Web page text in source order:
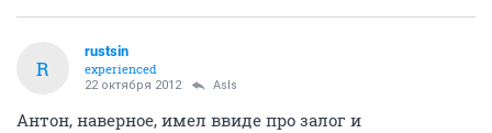
R
rustsin
experienced
22 октября 2012 AsIs
Антон, наверное, имел ввиде про залог и